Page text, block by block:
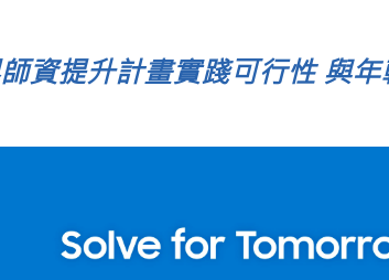
資提升計畫實踐可行性 與